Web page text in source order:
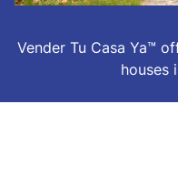
Vender Tu Casa Ya™
houses